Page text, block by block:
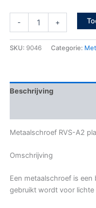
- +
SKU: 9046 Categorie:
Beschrijving
Metaalschroef RVS-A2
Omschrijving
Een metaalschroef is
gebruikt wordt voor lichte